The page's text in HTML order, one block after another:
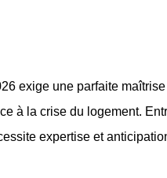
exige une parfaite
à la crise du logement.
expertise et